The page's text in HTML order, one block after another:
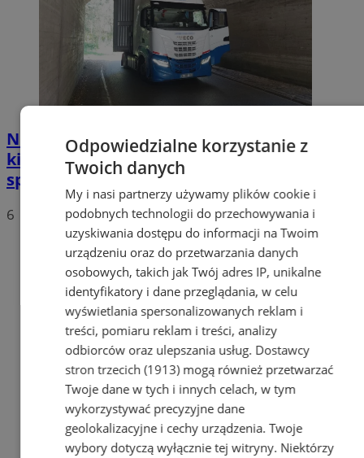
Nietypowa akcja w Zabrzu. Turecki
kierowca ciężarówki nie mógł wydostać się
spod wiaduktów
6
Odpowiedzialne korzystanie z
Twoich danych
My i nasi partnerzy używamy plików cookie i
podobnych technologii do przechowywania i
uzyskiwania dostępu do informacji na Twoim
urządzeniu oraz do przetwarzania danych
osobowych, takich jak Twój adres IP, unikalne
identyfikatory i dane przeglądania, w celu
wyświetlania spersonalizowanych reklam i
treści, pomiaru reklam i treści, analizy
odbiorców oraz ulepszania usług. Dostawcy
stron trzecich (1913)mogą również przetwarzać
Twoje dane w tych i innych celach, w tym
wykorzystywać precyzyjne dane
geolokalizacyjne i cechy urządzenia. Twoje
wybory dotyczą wyłącznie tej witryny. Niektórzy